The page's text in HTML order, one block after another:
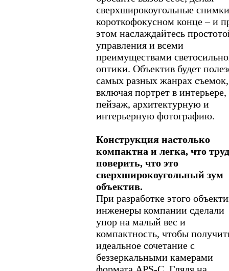
сверхширокоугольные
короткофокусном конце – и
этом наслаждайтесь
управления и всеми
преимуществами
оптики. Объектив будет
самых разных жанрах съемок,
включая портрет в интерьере,
пейзаж, архитектурную и
интерьерную фотографию.
Конструкция настолько
компактна и легка, что
поверить, что это
сверхширокоугольный зум
объектив.
При разработке этого
инженеры компании сделали
упор на малый вес и
компактность, чтобы
идеальное сочетание с
беззеркальными камерами